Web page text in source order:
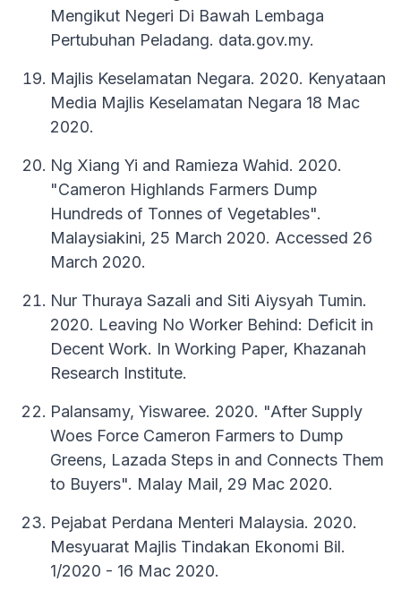
Mengikut Negeri Di Bawah Lembaga
Pertubuhan Peladang. data.gov.my.
Majlis Keselamatan Negara. 2020. Kenyataan
Media Majlis Keselamatan Negara 18 Mac
2020.
Ng Xiang Yi and Ramieza Wahid. 2020.
"Cameron Highlands Farmers Dump
Hundreds of Tonnes of Vegetables".
Malaysiakini, 25 March 2020. Accessed 26
March 2020.
Nur Thuraya Sazali and Siti Aiysyah Tumin.
2020. Leaving No Worker Behind: Deficit in
Decent Work. In Working Paper, Khazanah
Research Institute.
Palansamy, Yiswaree. 2020. "After Supply
Woes Force Cameron Farmers to Dump
Greens, Lazada Steps in and Connects Them
to Buyers". Malay Mail, 29 Mac 2020.
Pejabat Perdana Menteri Malaysia. 2020.
Mesyuarat Majlis Tindakan Ekonomi Bil.
1/2020 - 16 Mac 2020.